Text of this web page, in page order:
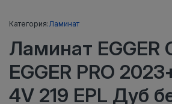
Категория:Ламинат
Ламинат EGGER
EGGER PRO
4V 219 EPL Дуб